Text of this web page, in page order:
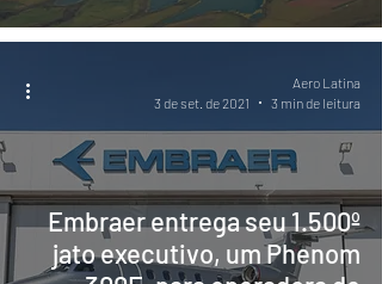
Embraer entrega seu 1.500º
jato executivo, um Phenom
Aero Latina
3 de set. de 2021
3 min de leitura